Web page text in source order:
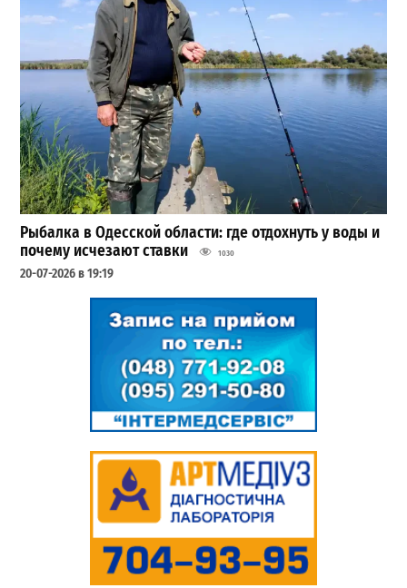
Рыбалка в Одесской области: где отдохнуть у воды и
почему исчезают ставки
1030
20-07-2026 в 19:19